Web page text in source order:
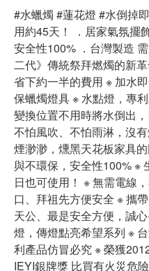
#水蠟燭 #蓮花燈 #水倒掉
用約45天！ ．居家氣氛擺
安全性100% ．台灣製造
二代》傳統祭拜燃燭的新
省下約一半的費用 ※ 加水
保蠟燭燈具 ※ 水點燈，專
變換位置不用時將水倒出
不怕風吹、不怕雨淋，沒
煙渺渺，燻黑天花板家具
與不環保，安全性100% ※
日也可使用！ ※ 無需電線
口、拜祖先方便安全 ※ 攜
天公、最是安全方便，誠
燈，傳燈點亮希望系列 ※
利產品仿冒必究 ※ 榮獲
IEYI銀牌獎 比買有火災危